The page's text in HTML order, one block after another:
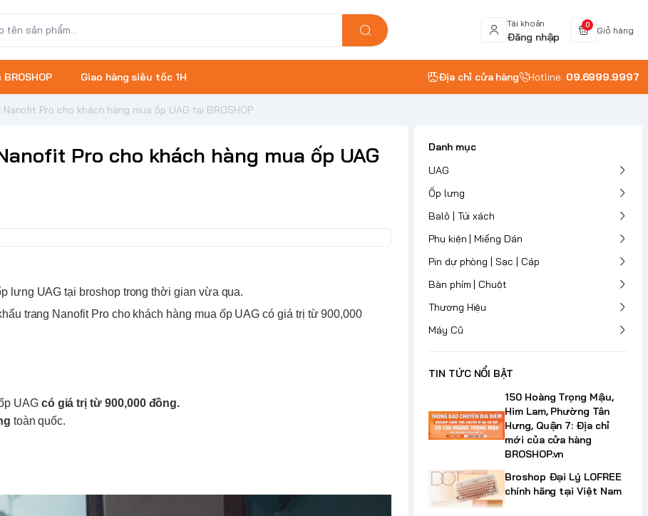
Tài khoản
Đăng nhập
0
Giỏ hàng
Giao hàng siêu tốc 1H Địa chỉ cửa hàng Hotline: 09.6999.9997
Pro cho khách hàng mua ốp UAG tại BROSHOP
Pro cho khách hàng mua ốp UAG
lưng UAGtại broshop trong thời gian vừa qua.
trang Nanofit Pro cho khách hàng mua ốp UAGcó giá trị từ 900,000
UAG có giá trị từ 900,000 đồng.
toàn quốc.
Danh mục
UAG
Ốp lưng
Balô | Túi xách
Phụ kiện | Miếng Dán
Pin dự phòng | Sạc | Cáp
Bàn phím | Chuột
Thương Hiệu
Máy Cũ
TIN TỨC NỔI BẬT
150 Hoàng Trọng Mậu,
Him Lam, Phường Tân
Hưng, Quận 7: Địa chỉ
mới của cửa hàng
BROSHOP.vn
Broshop Đại Lý LOFREE
chính hãng tại Việt Nam